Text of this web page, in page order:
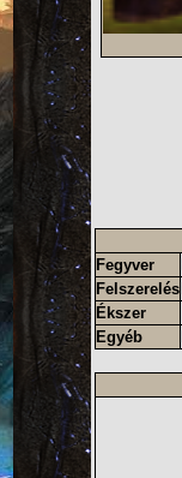
Fegyver
Felszerelés
Ékszer
Egyéb